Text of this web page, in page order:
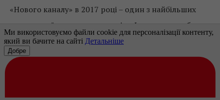
«Нового каналу» в 2017 році – один з найбільших
серед українських телеканалів.
«І ось ми розслабили
булки і… нас блокують. Нас блокують тричі: три місяці
аккаунт недоступний. У керівництва – паніка, у мене –